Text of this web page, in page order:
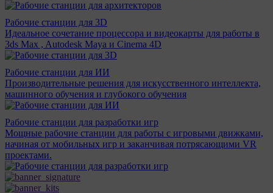
Рабочие станции для 3D
Идеальное сочетание процессора и видеокарты для работы в
3ds Max , Autodesk Maya и Cinema 4D
Рабочие станции для ИИ
Производительные решения для искусственного интеллекта,
машинного обучения и глубокого обучения
Рабочие станции для разработки игр
Мощные рабочие станции для работы с игровыми движками,
начиная от мобильных игр и заканчивая потрясающими VR
проектами.